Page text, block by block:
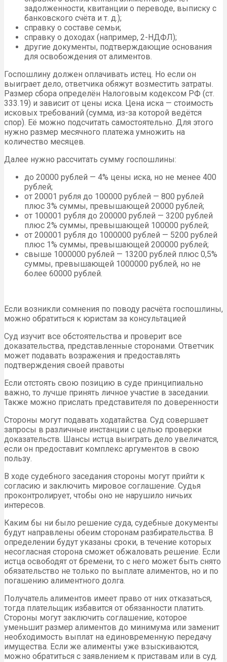
задолженности, квитанции о переводе, выписку с
банковского счёта и т. д.);
справку о составе семьи;
справку о доходах (например, 2-НДФЛ);
другие документы, подтверждающие основания
для освобождения от алиментов.
Госпошлину должен оплачивать истец. Но если он
выиграет дело, ответчика обяжут возместить затраты.
Размер сбора определён Налоговым кодексом РФ (ст.
333.19) и зависит от цены иска. Цена иска — стоимость
исковых требований (сумма, из-за которой ведётся
спор). Её можно подсчитать самостоятельно. Для этого
нужно размер месячного платежа умножить на
количество месяцев.
Далее нужно рассчитать сумму госпошлины:
до 20000 рублей — 4% цены иска, но не менее 400
рублей;
от 20001 рубля до 100000 рублей — 800 рублей
плюс 3% суммы, превышающей 20000 рублей;
от 100001 рубля до 200000 рублей — 3200 рублей
плюс 2% суммы, превышающей 100000 рублей;
от 200001 рубля до 1000000 рублей — 5200 рублей
плюс 1% суммы, превышающей 200000 рублей;
свыше 1000000 рублей — 13200 рублей плюс 0,5%
суммы, превышающей 1000000 рублей, но не
более 60000 рублей.
Если возникли сомнения по поводу расчёта госпошлины,
можно обратиться к юристам за консультацией
Суд изучит все обстоятельства и проверит все
доказательства, представленные сторонами. Ответчик
может подавать возражения и предоставлять
подтверждения своей правоты
Если отстоять свою позицию в суде принципиально
важно, то лучше принять личное участие в заседании.
Также можно прислать представителя по доверенности
Стороны могут подавать ходатайства. Суд совершает
запросы в различные инстанции с целью проверки
доказательств. Шансы истца выиграть дело увеличатся,
если он предоставит комплекс аргументов в свою
пользу.
В ходе судебного заседания стороны могут прийти к
согласию и заключить мировое соглашение. Судья
проконтролирует, чтобы оно не нарушило ничьих
интересов.
Каким бы ни было решение суда, судебные документы
будут направлены обеим сторонам разбирательства. В
определении будут указаны сроки, в течение которых
несогласная сторона сможет обжаловать решение. Если
истца освободят от бремени, то с него может быть снято
обязательство не только по выплате алиментов, но и по
погашению алиментного долга.
Получатель алиментов имеет право от них отказаться,
тогда плательщик избавится от обязанности платить.
Стороны могут заключить соглашение, которое
уменьшит размер алиментов до минимума или заменит
необходимость выплат на единовременную передачу
имущества. Если же алименты уже взыскиваются,
можно обратиться с заявлением к приставам или в суд.